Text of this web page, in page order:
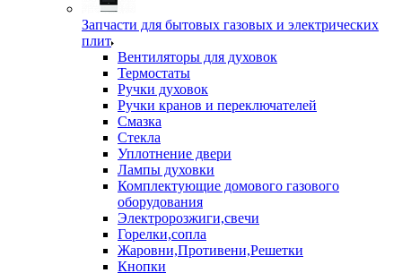
Запчасти для бытовых газовых и электрических
плит
Вентиляторы для духовок
Термостаты
Ручки духовок
Ручки кранов и переключателей
Смазка
Стекла
Уплотнение двери
Лампы духовки
Комплектующие домового газового
оборудования
Электророзжиги,свечи
Горелки,сопла
Жаровни,Противени,Решетки
Кнопки